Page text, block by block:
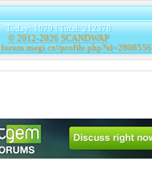
Today: 1079 | Total: 212378
© 2012-2026 SCANDWAP
forum.megi.cz//profile.php?id=2808556